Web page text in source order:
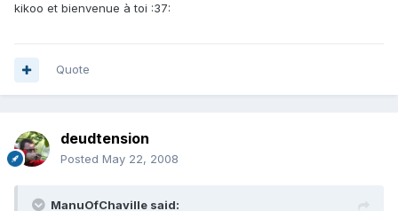
kikoo et bienvenue à toi :37:
Quote
deudtension
Posted May 22, 2008
ManuOfChaville said: